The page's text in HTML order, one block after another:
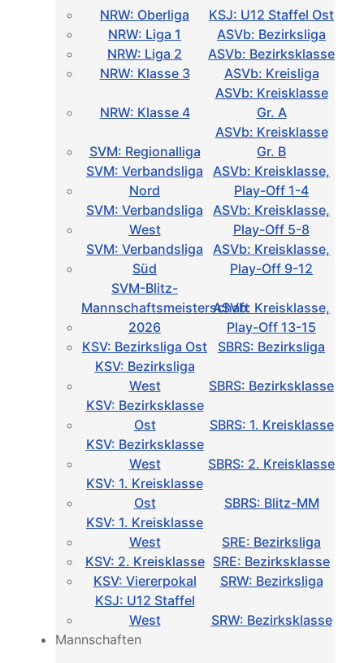
NRW: Oberliga
KSJ: U12 Staffel Ost
NRW: Liga 1
ASVb: Bezirksliga
NRW: Liga 2
ASVb: Bezirksklasse
NRW: Klasse 3
ASVb: Kreisliga
NRW: Klasse 4
ASVb: Kreisklasse
Gr. A
SVM: Regionalliga
ASVb: Kreisklasse
Gr. B
SVM: Verbandsliga
Nord
ASVb: Kreisklasse,
Play-Off 1-4
SVM: Verbandsliga
West
ASVb: Kreisklasse,
Play-Off 5-8
SVM: Verbandsliga
Süd
ASVb: Kreisklasse,
Play-Off 9-12
SVM-Blitz-
Mannschaftsmeisterschaft
2026
ASVb: Kreisklasse,
Play-Off 13-15
KSV: Bezirksliga Ost
SBRS: Bezirksliga
KSV: Bezirksliga
West
SBRS: Bezirksklasse
KSV: Bezirksklasse
Ost
SBRS: 1. Kreisklasse
KSV: Bezirksklasse
West
SBRS: 2. Kreisklasse
KSV: 1. Kreisklasse
Ost
SBRS: Blitz-MM
KSV: 1. Kreisklasse
West
SRE: Bezirksliga
KSV: 2. Kreisklasse SRE: Bezirksklasse
KSV: Viererpokal
SRW: Bezirksliga
KSJ: U12 Staffel
West
SRW: Bezirksklasse
Mannschaften